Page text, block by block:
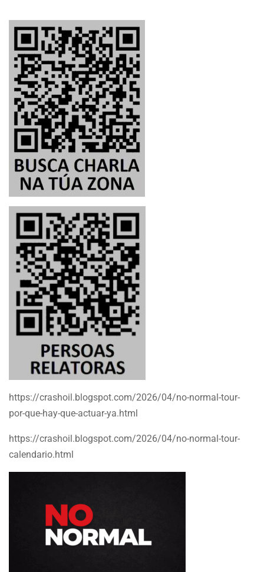
https://crashoil.blogspot.com/2026/04/no-normal-tour-
por-que-hay-que-actuar-ya.html
https://crashoil.blogspot.com/2026/04/no-normal-tour-
calendario.html